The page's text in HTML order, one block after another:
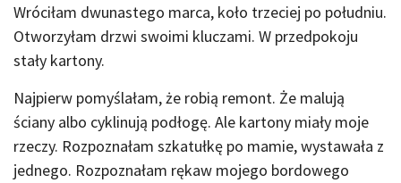
Wróciłam dwunastego marca, koło trzeciej po południu.
Otworzyłam drzwi swoimi kluczami. W przedpokoju
stały kartony.
Najpierw pomyślałam, że robią remont. Że malują
ściany albo cyklinują podłogę. Ale kartony miały moje
rzeczy. Rozpoznałam szkatułkę po mamie, wystawała z
jednego. Rozpoznałam rękaw mojego bordowego